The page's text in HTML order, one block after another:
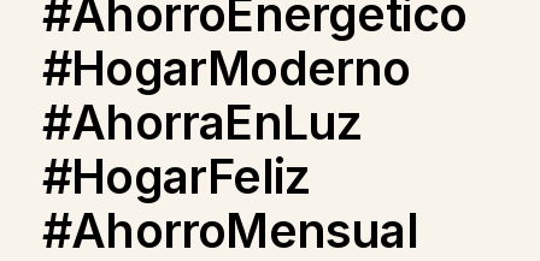
#AhorroEnergetico
#HogarModerno
#AhorraEnLuz
#HogarFeliz
#AhorroMensual